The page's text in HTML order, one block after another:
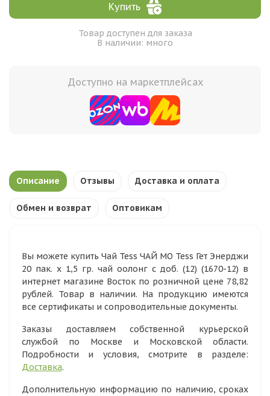
Купить
Товар доступен для заказа
В наличии: много
Доступно на маркетплейсах
Описание Отзывы Доставка и оплата
Обмен и возврат Оптовикам
Вы можете купить Чай Tess ЧАЙ МО Tess Гет Энерджи
20 пак. х 1,5 гр. чай оолонг с доб. (12) (1670-12) в
интернет магазине Восток по розничной цене 78,82
рублей. Товар в наличии. На продукцию имеются
все сертификаты и сопроводительные документы.
Заказы доставляем собственной курьерской
службой по Москве и Московской области.
Подробности и условия, смотрите в разделе:
Доставка.
Дополнительную информацию по наличию, сроках